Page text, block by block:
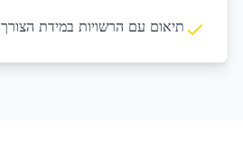
תיאום עם הרשויות במידת הצורך